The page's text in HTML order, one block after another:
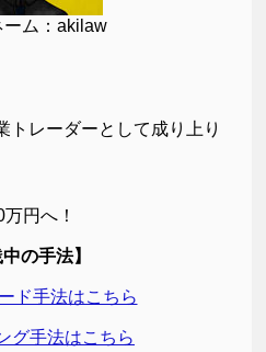
ーム：akilaw
トレーダーとして成り上り
円へ！
中の手法】
ド手法はこちら
グ手法はこちら